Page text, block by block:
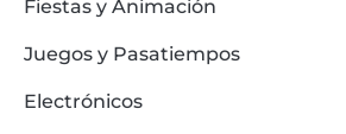
Fiestas y Animación
Juegos y Pasatiempos
Electrónicos